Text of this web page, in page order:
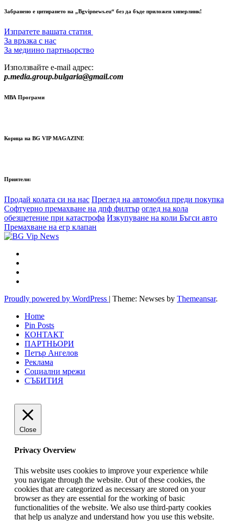
Забранено е цитирането на „Bgvipnews.eu“ без да бъде приложен хиперлинк!
Изпратете вашата статия
За връзка с нас
За медиино партньорство
Използвайте e-mail адрес:
p.media.group.bulgaria@gmail.com
МВА Програми
Корица на BG VIP MAGAZINE
Приятели:
Продай колата си на нас Преглед на автомобил преди покупка
Софтуерно премахване на дпф филтър оглед на кола
обезщетение при катастрофа Изкупуване на коли Бъгси авто
Премахване на егр клапан
Proudly powered by WordPress | Theme: Newses by Themeansar.
Home
Pin Posts
КОНТАКТ
ПАРТНЬОРИ
Петър Ангелов
Реклама
Социални мрежи
СЪБИТИЯ
Close
Privacy Overview
This website uses cookies to improve your experience while
you navigate through the website. Out of these cookies, the
cookies that are categorized as necessary are stored on your
browser as they are essential for the working of basic
functionalities of the website. We also use third-party cookies
that help us analyze and understand how you use this website.